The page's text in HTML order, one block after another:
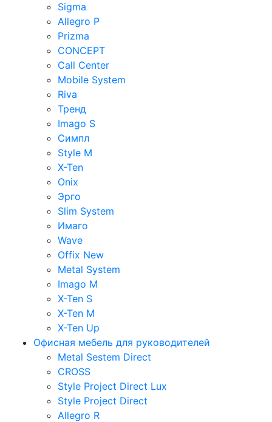
Sigma
Allegro P
Prizma
CONCEPT
Call Center
Mobile System
Riva
Тренд
Imago S
Симпл
Style M
X-Ten
Onix
Эрго
Slim System
Имаго
Wave
Offix New
Metal System
Imago M
X-Ten S
X-Ten M
X-Ten Up
Офисная мебель для руководителей
Metal Sestem Direct
CROSS
Style Project Direct Lux
Style Project Direct
Allegro R